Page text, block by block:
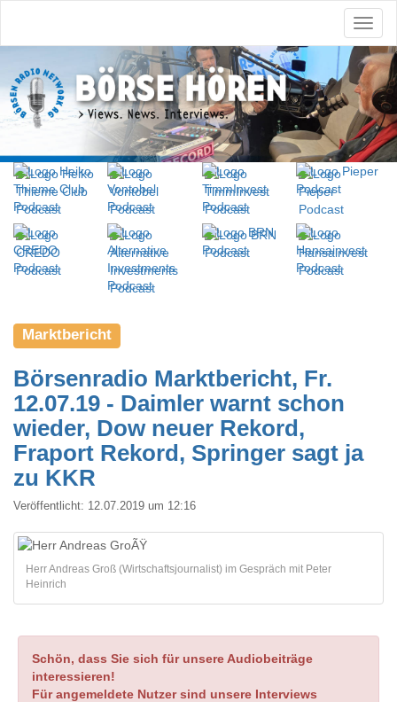
Marktbericht
Börsenradio Marktbericht, Fr.
12.07.19 - Daimler warnt schon
wieder, Dow neuer Rekord,
Fraport Rekord, Springer sagt ja
zu KKR
Veröffentlicht: 12.07.2019 um 12:16
Herr Andreas Groß (Wirtschaftsjournalist) im Gespräch mit Peter
Heinrich
Schön, dass Sie sich für unsere Audiobeiträge
interessieren!
Für angemeldete Nutzer sind unsere Interviews